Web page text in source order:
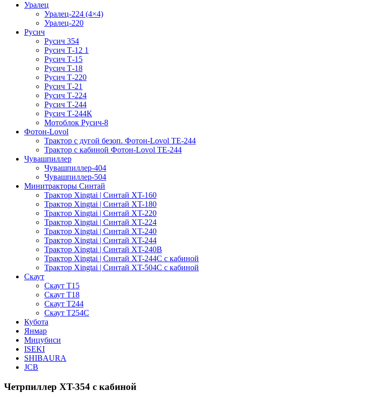
Уралец
Уралец-224 (4×4)
Уралец-220
Русич
Русич 354
Русич Т-12 1
Русич Т-15
Русич Т-18
Русич Т-220
Русич Т-21
Русич Т-224
Русич Т-244
Русич Т-244К
Мотоблок Русич-8
Фотон-Lovol
Трактор с дугой безоп. Фотон-Lovol ТЕ-244
Трактор с кабиной Фотон-Lovol ТЕ-244
Чувашпиллер
Чувашпиллер-404
Чувашпиллер-504
Минитракторы Синтай
Трактор Xingtai | Синтай XT-160
Трактор Xingtai | Синтай XT-180
Трактор Xingtai | Синтай XT-220
Трактор Xingtai | Синтай XT-224
Трактор Xingtai | Синтай XT-240
Трактор Xingtai | Синтай XT-244
Трактор Xingtai | Синтай XT-240B
Трактор Xingtai | Синтай XT-244С с кабиной
Трактор Xingtai | Синтай XT-504С с кабиной
Скаут
Скаут Т15
Скаут Т18
Скаут Т244
Скаут Т254С
Кубота
Янмар
Мицубиси
ISEKI
SHIBAURA
JCB
Четрпиллер XT-354 с кабиной